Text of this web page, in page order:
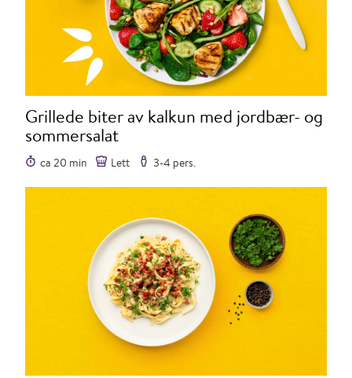
Grillede biter av kalkun med jordbær- og
sommersalat
ca 20 min Lett 3-4 pers.